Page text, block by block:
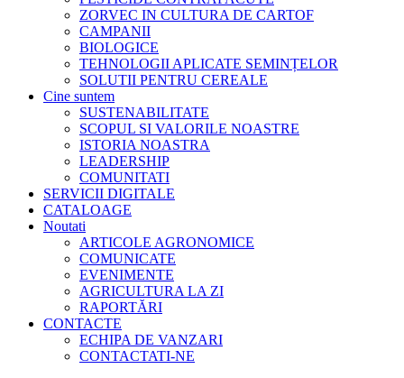
ZORVEC IN CULTURA DE CARTOF
CAMPANII
BIOLOGICE
TEHNOLOGII APLICATE SEMINȚELOR
SOLUTII PENTRU CEREALE
Cine suntem
SUSTENABILITATE
SCOPUL SI VALORILE NOASTRE
ISTORIA NOASTRA
LEADERSHIP
COMUNITATI
SERVICII DIGITALE
CATALOAGE
Noutati
ARTICOLE AGRONOMICE
COMUNICATE
EVENIMENTE
AGRICULTURA LA ZI
RAPORTĂRI
CONTACTE
ECHIPA DE VANZARI
CONTACTATI-NE